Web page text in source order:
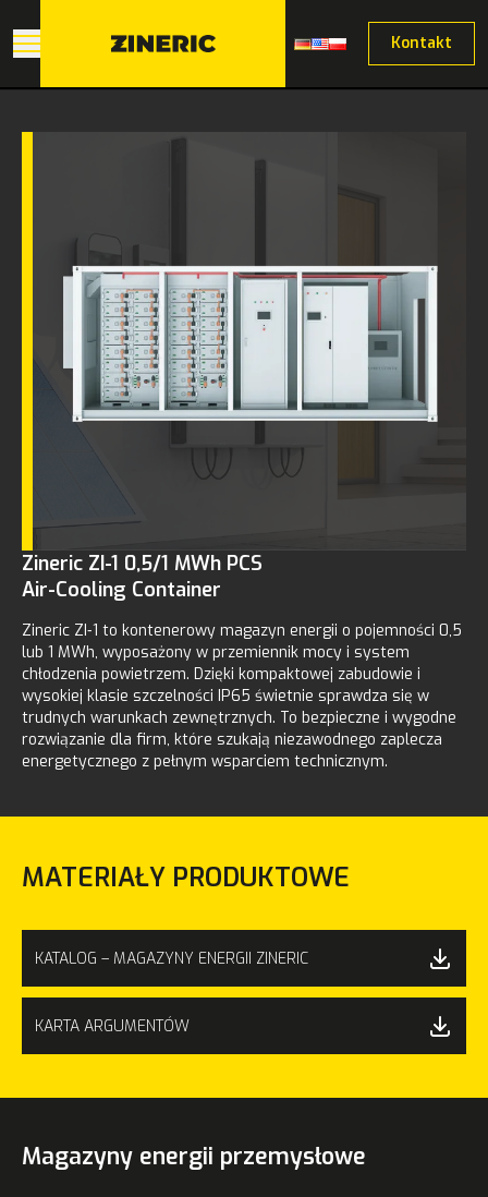
Kontakt
Zineric ZI-1 0,5/1 MWh PCS
Air-Cooling Container
Zineric ZI‑1 to kontenerowy magazyn energii o pojemności 0,5
lub 1 MWh, wyposażony w przemiennik mocy i system
chłodzenia powietrzem. Dzięki kompaktowej zabudowie i
wysokiej klasie szczelności IP65 świetnie sprawdza się w
trudnych warunkach zewnętrznych. To bezpieczne i wygodne
rozwiązanie dla firm, które szukają niezawodnego zaplecza
energetycznego z pełnym wsparciem technicznym.
MATERIAŁY PRODUKTOWE
KATALOG – MAGAZYNY ENERGII ZINERIC
KARTA ARGUMENTÓW
Magazyny energii przemysłowe